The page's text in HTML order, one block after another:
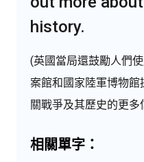
history.
(英國當局還鼓勵人們
案館和國家陸軍博物
關戰爭及其歷史的更多
相關單字：